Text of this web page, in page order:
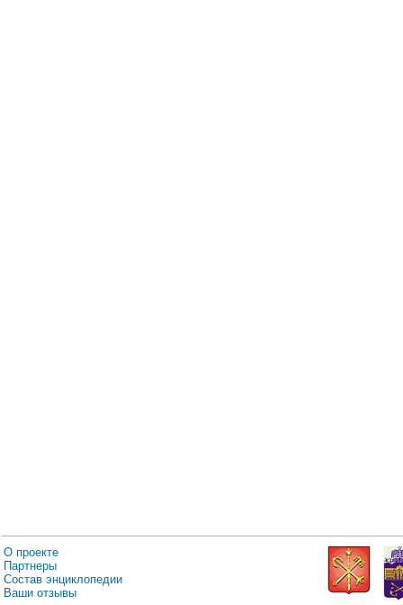
О проекте
Партнеры
Состав энциклопедии
Ваши отзывы